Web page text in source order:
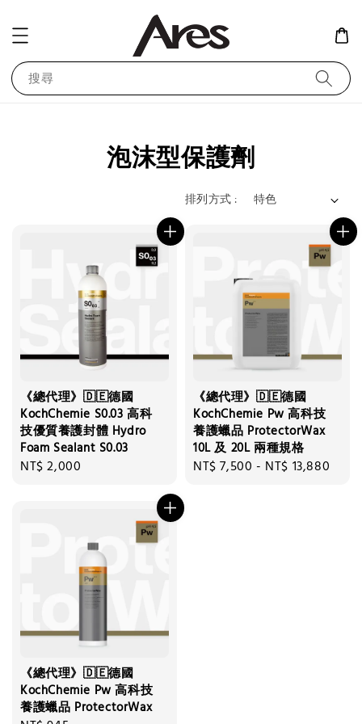
搜尋
泡沫型保護劑
排列方式 :
《總代理》🇩🇪德國
KochChemie S0.03 高科
技優質養護封體 Hydro
Foam Sealant S0.03
Regular
NT$ 2,000
《總代理》🇩🇪德國
KochChemie Pw 高科技
養護蠟品 ProtectorWax
10L 及 20L 兩種規格
Regular
NT$ 7,500 - NT$ 13,880
《總代理》🇩🇪德國
KochChemie Pw 高科技
養護蠟品 ProtectorWax